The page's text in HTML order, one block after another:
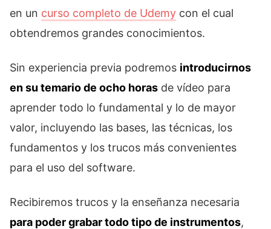
en un curso completo de Udemy con el cual
obtendremos grandes conocimientos.
Sin experiencia previa podremos introducirnos
en su temario de ocho horas de vídeo para
aprender todo lo fundamental y lo de mayor
valor, incluyendo las bases, las técnicas, los
fundamentos y los trucos más convenientes
para el uso del software.
Recibiremos trucos y la enseñanza necesaria
para poder grabar todo tipo de instrumentos,